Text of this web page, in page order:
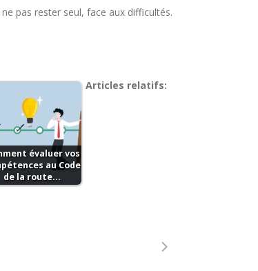
pas rester seul, face aux difficultés.
Articles relatifs:
évaluer vos
au Code
de la route…